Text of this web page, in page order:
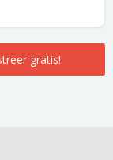
gratis!